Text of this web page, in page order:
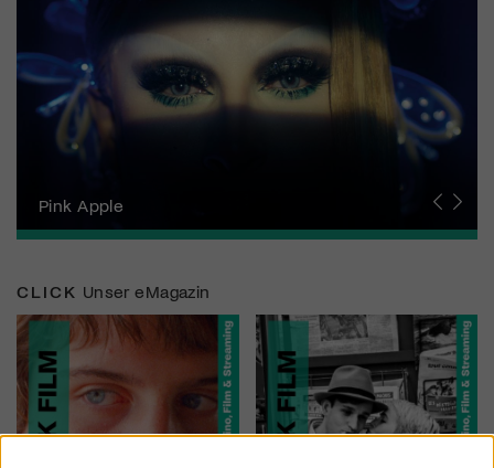
Zurich Film Festival
Pink Apple
Locarno Film Festival
Human Rights Film Festival Zurich
Yesh! Neues aus der jüdischen Filmwelt
Neuchâtel International Fantastic Film Festival
Visions du Réel
Berlinale
Solothurner Filmtage
Geneva International Film Festival
CLICK Unser eMagazin